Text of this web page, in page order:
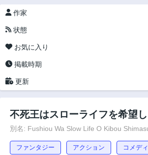
作家
状態
お気に入り
掲載時期
更新
不死王はスローライフを希望
別名: Fushiou Wa Slow Life O Kibou
ファンタジー アクション コメディ